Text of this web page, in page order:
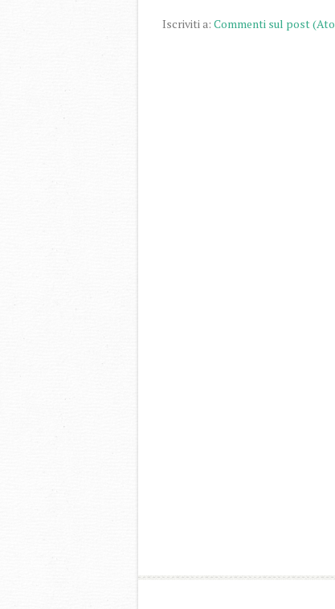
Iscriviti a: Commenti sul post